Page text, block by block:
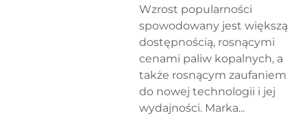
Wzrost popularności
spowodowany jest większą
dostępnością, rosnącymi
cenami paliw kopalnych, a
także rosnącym zaufaniem
do nowej technologii i jej
wydajności. Marka...